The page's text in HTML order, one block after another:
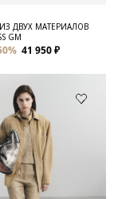
ДВУХ МАТЕРИАЛОВ
GM
41 950 ₽